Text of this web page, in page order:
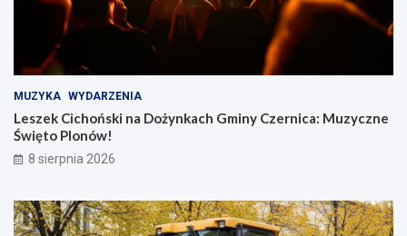
MUZYKA WYDARZENIA
Leszek Cichoński na Dożynkach Gminy Czernica: Muzyczne
Święto Plonów!
8 sierpnia 2026